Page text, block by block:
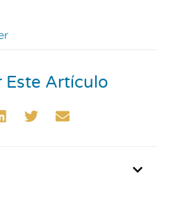
Este Artículo